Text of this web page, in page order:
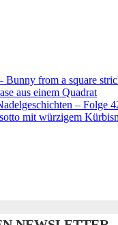
Bunny from a square
aus einem Quadrat
– Folge
mit würzigem